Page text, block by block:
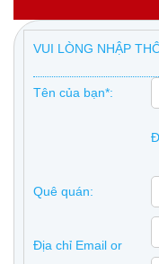
VUI LÒNG NHẬP
Tên của bạn*:
Quê quán:
Địa chỉ Email or